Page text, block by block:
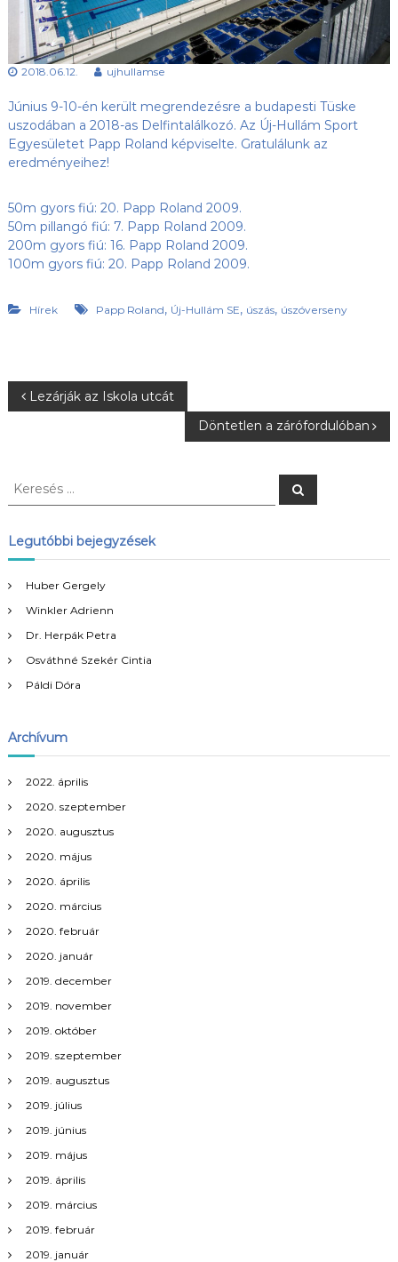
s
ü
l
e
t
l
u
b
,
a
Ú
j
-
l
á
m
S
E
n
j
a
2018.06.12. ujhullamse
Június 9-10-én került megrendezésre a budapesti Tüske
uszodában a 2018-as Delfintalálkozó. Az Új-Hullám Sport
Egyesületet Papp Roland képviselte. Gratulálunk az
eredményeihez!
50m gyors fiú: 20. Papp Roland 2009.
50m pillangó fiú: 7. Papp Roland 2009.
200m gyors fiú: 16. Papp Roland 2009.
100m gyors fiú: 20. Papp Roland 2009.
Hírek Papp Roland, Új-Hullám SE, úszás, úszóverseny
B
g
y
z
é
n
a
v
i
g
á
c
i
ó
Lezárják az Iskola utcát
Döntetlen a zárófordulóban
K
e
s
s
:
K
e
s
Legutóbbi bejegyzések
Huber Gergely
Winkler Adrienn
Dr. Herpák Petra
Osváthné Szekér Cintia
Páldi Dóra
Archívum
2022. április
2020. szeptember
2020. augusztus
2020. május
2020. április
2020. március
2020. február
2020. január
2019. december
2019. november
2019. október
2019. szeptember
2019. augusztus
2019. július
2019. június
2019. május
2019. április
2019. március
2019. február
2019. január